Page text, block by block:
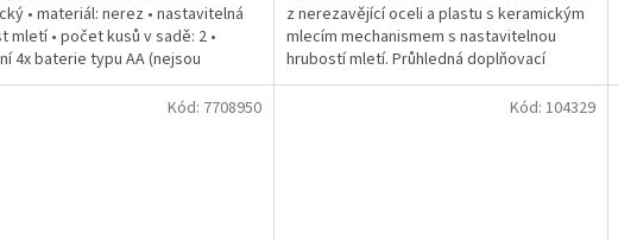
• materiál: nerez • nastavitelná
mletí • počet kusů v sadě: 2 •
4x baterie typu AA (nejsou
balení)
z nerezavějící oceli a plastu s keramickým
mlecím mechanismem s nastavitelnou
hrubostí mletí. Průhledná doplňovací
komora umožňuje...
Kód: 7708950 Kód: 104329